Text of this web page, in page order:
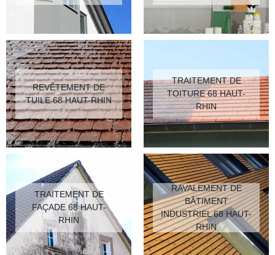
REVÊTEMENT DE
TUILE 68 HAUT-RHIN
TRAITEMENT DE
TOITURE 68 HAUT-
RHIN
TRAITEMENT DE
FAÇADE 68 HAUT-
RHIN
RAVALEMENT DE
BÂTIMENT
INDUSTRIEL 68 HAUT-
RHIN